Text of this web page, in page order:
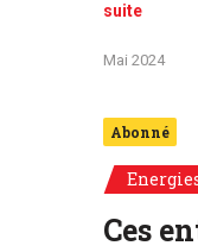
suite
Mai 2024
Abonné
Ces